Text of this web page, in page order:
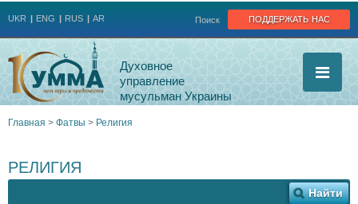
поддержать нас
Поиск
UKR ENG RUS AR
Духовное
управление
мусульман Украины
здесь
Главная > Фатвы > Религия
РЕЛИГИЯ